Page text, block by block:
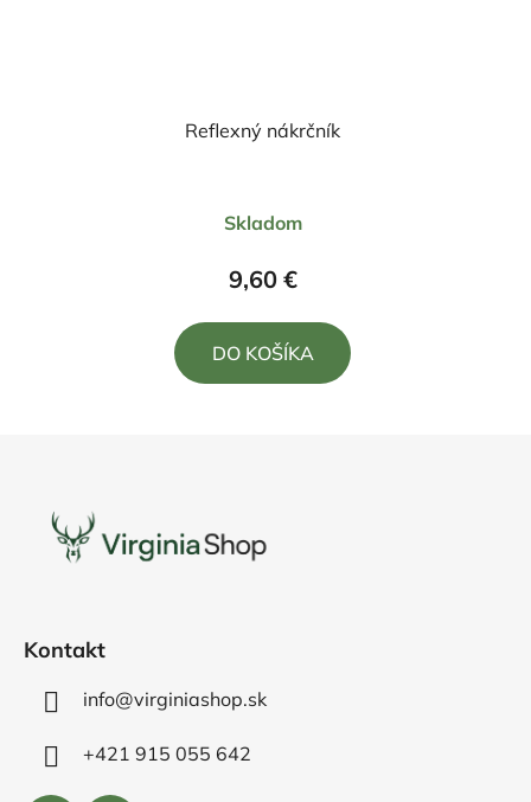
Reflexný nákrčník
Skladom
9,60 €
DO KOŠÍKA
Kontakt
info@virginiashop.sk
+421 915 055 642